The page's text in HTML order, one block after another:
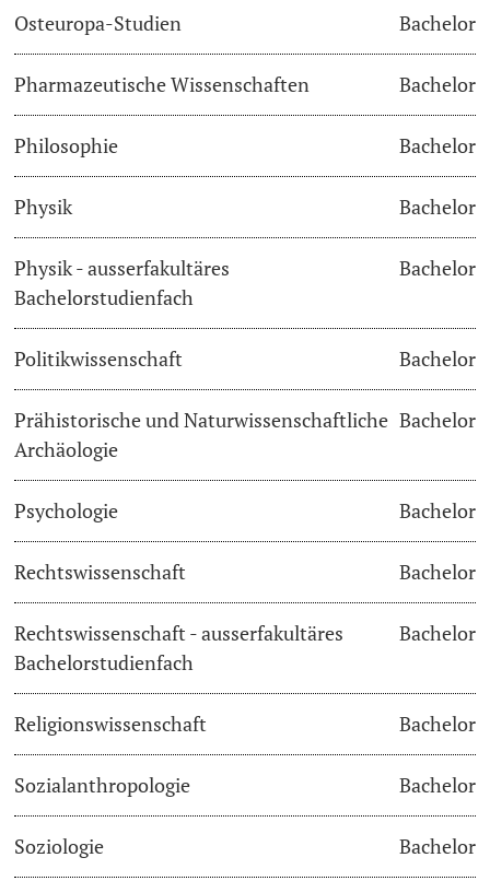
Osteuropa-Studien Bachelor
Pharmazeutische Wissenschaften Bachelor
Philosophie Bachelor
Physik Bachelor
Physik - ausserfakultäres
Bachelorstudienfach
Bachelor
Politikwissenschaft Bachelor
Prähistorische und Naturwissenschaftliche
Archäologie
Bachelor
Psychologie Bachelor
Rechtswissenschaft Bachelor
Rechtswissenschaft - ausserfakultäres
Bachelorstudienfach
Bachelor
Religionswissenschaft Bachelor
Sozialanthropologie Bachelor
Soziologie Bachelor